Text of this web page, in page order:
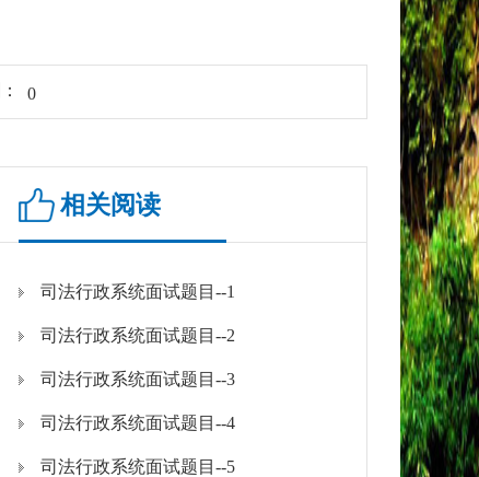
0
相关阅读
司法行政系统面试题目--1
司法行政系统面试题目--2
司法行政系统面试题目--3
司法行政系统面试题目--4
司法行政系统面试题目--5